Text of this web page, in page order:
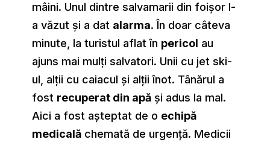
mâini. Unul dintre salvamarii din foișor l-
a văzut și a dat alarma. În doar câteva
minute, la turistul aflat în pericol au
ajuns mai mulți salvatori. Unii cu jet ski-
ul, alții cu caiacul și alții înot. Tânărul a
fost recuperat din apăși adus la mal.
Aici a fost așteptat de o echipă
medicalăchemată de urgență. Medicii